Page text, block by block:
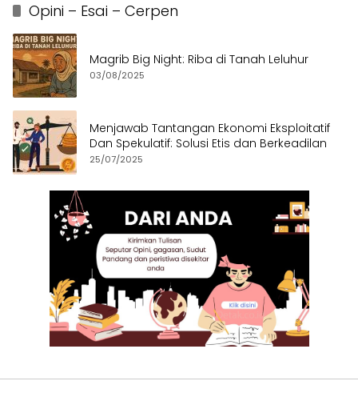
Opini – Esai – Cerpen
Magrib Big Night: Riba di Tanah Leluhur
03/08/2025
Menjawab Tantangan Ekonomi Eksploitatif
Dan Spekulatif: Solusi Etis dan Berkeadilan
25/07/2025